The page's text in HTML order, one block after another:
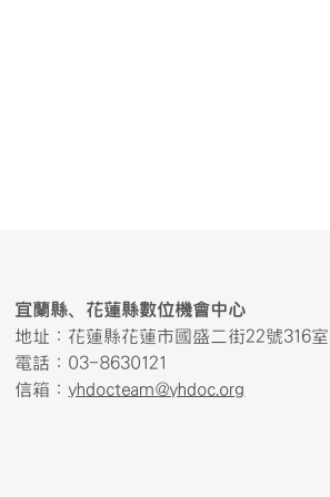
頁尾區域內容
宜蘭縣、花蓮縣數位機會中心
地址：花蓮縣花蓮市國盛二街22號316室
電話：03-8630121
信箱：yhdocteam@yhdoc.org